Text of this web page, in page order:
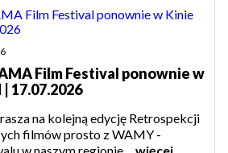
Film Festival ponownie w
17.07.2026
na kolejną edycję Retrospekcji
filmów prosto z WAMY -